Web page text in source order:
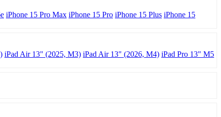
iPhone 15 Pro Max iPhone 15 Pro iPhone 15 Plus iPhone 15
iPad Air 13" (2025, M3) iPad Air 13" (2026, M4) iPad Pro 13" M5